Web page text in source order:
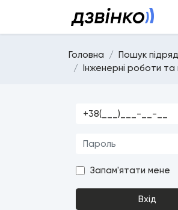
Головна Пошук
Інженерні роботи та
Запам'ятати мене
Вхід